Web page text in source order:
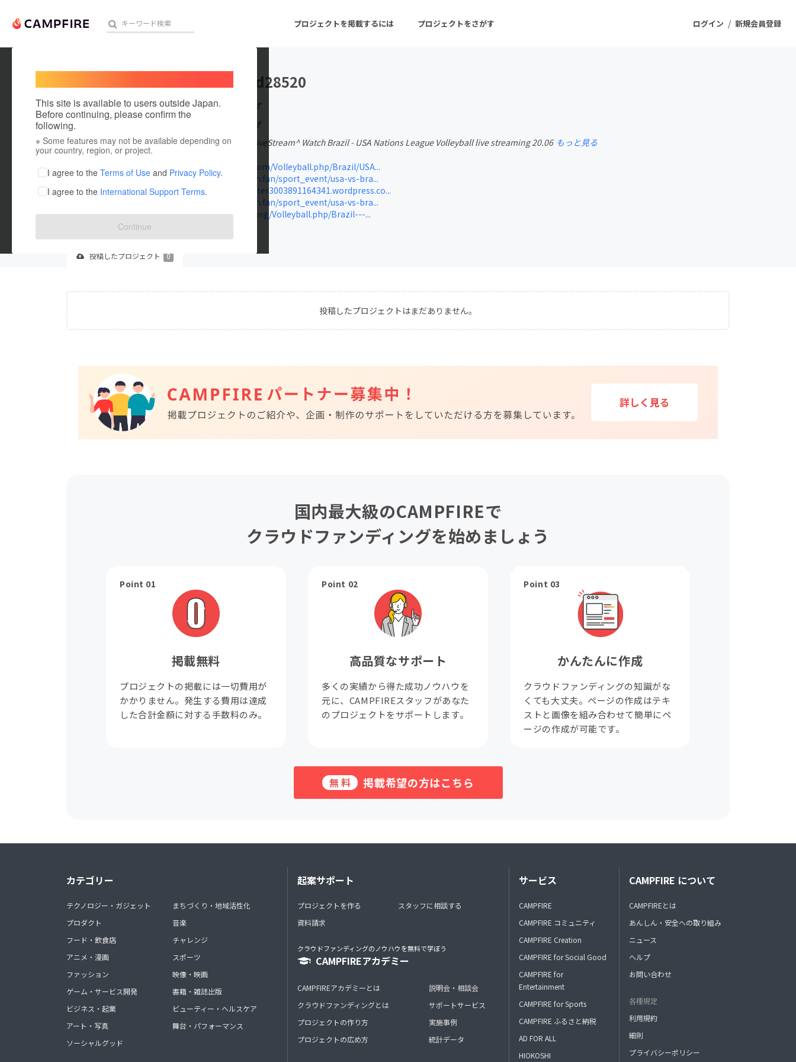
ログイン / 新規会員登録
プロジェクトを掲載するには プロジェクトをさがす
人気のプロジェクト 注目のリターン
アート・写真 音楽 舞台・パフォーマンス
テクノロジー・ガジェット
ゲーム・サービス開発
映像・映画
書籍・雑誌出版
ビジネス・起業
チャレンジ
まちづくり・地域活性化
This site is available to users outside Japan.
Before continuing, please confirm the
following.
※ Some features may not be available depending on
your country, region, or project.
I agree to the Terms of Use and Privacy Policy.
I agree to the International Support Terms.
Continue
ErinFord28520
在住国：マカオ
出身国：マカオ
Brazil v USA LiveStream^ Watch Brazil - USA Nations League Volleyball live streaming 20.06 もっと見る
donnael.com/Volleyball.php/Brazil/USA...
livestream.fan/sport_event/usa-vs-bra...
sportmaster3003891164341.wordpress.co...
livestream.fan/sport_event/usa-vs-bra...
tvevents.org/Volleyball.php/Brazil---...
投稿したプロジェクト 0
投稿したプロジェクトはまだありません。
国内最大級のCAMPFIREで
クラウドファンディングを始めましょう
Point 01
掲載無料
プロジェクトの掲載には一切費用が
かかりません。発生する費用は達成
した合計金額に対する手数料のみ。
Point 02
高品質なサポート
多くの実績から得た成功ノウハウを
元に、CAMPFIREスタッフがあなた
のプロジェクトをサポートします。
Point 03
かんたんに作成
クラウドファンディングの知識がな
くても大丈夫。ページの作成はテキ
ストと画像を組み合わせて簡単にペ
ージの作成が可能です。
無料 掲載希望の方はこちら
カテゴリー
テクノロジー・ガジェット
プロダクト
フード・飲食店
アニメ・漫画
ファッション
ゲーム・サービス開発
ビジネス・起業
アート・写真
ソーシャルグッド
まちづくり・地域活性化
音楽
チャレンジ
スポーツ
映像・映画
書籍・雑誌出版
ビューティー・ヘルスケア
舞台・パフォーマンス
起案サポート
プロジェクトを作る
資料請求
スタッフに相談する
クラウドファンディングのノウハウを無料で学ぼう
CAMPFIREアカデミー
CAMPFIREアカデミーとは
クラウドファンディングとは
プロジェクトの作り方
プロジェクトの広め方
説明会・相談会
サポートサービス
実施事例
統計データ
サービス
CAMPFIRE
CAMPFIRE コミュニティ
CAMPFIRE Creation
CAMPFIRE for Social Good
CAMPFIRE for
Entertainment
CAMPFIRE for Sports
CAMPFIRE ふるさと納税
AD FOR ALL
HIOKOSHI
CAMPFIRE について
CAMPFIREとは
あんしん・安全への取り組み
ニュース
ヘルプ
お問い合わせ
各種規定
利用規約
細則
プライバシーポリシー